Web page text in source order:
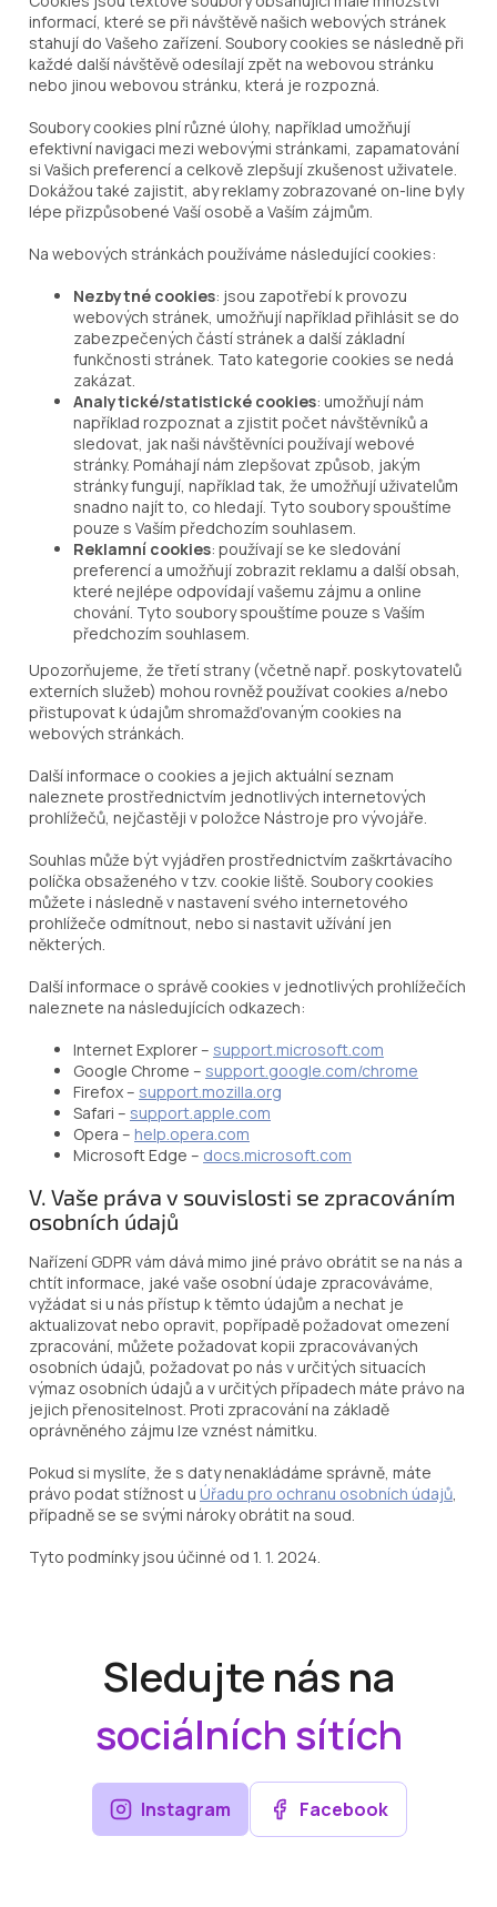
informací, které se při návštěvě našich webových stránek
stahují do Vašeho zařízení. Soubory cookies se následně při
každé další návštěvě odesílají zpět na webovou stránku
nebo jinou webovou stránku, která je rozpozná.
Soubory cookies plní různé úlohy, například umožňují
efektivní navigaci mezi webovými stránkami, zapamatování
si Vašich preferencí a celkově zlepšují zkušenost uživatele.
Dokážou také zajistit, aby reklamy zobrazované on-line byly
lépe přizpůsobené Vaší osobě a Vaším zájmům.
Na webových stránkách používáme následující cookies:
Nezbytné cookies: jsou zapotřebí k provozu
webových stránek, umožňují například přihlásit se do
zabezpečených částí stránek a další základní
funkčnosti stránek. Tato kategorie cookies se nedá
zakázat.
Analytické/statistické cookies: umožňují nám
například rozpoznat a zjistit počet návštěvníků a
sledovat, jak naši návštěvníci používají webové
stránky. Pomáhají nám zlepšovat způsob, jakým
stránky fungují, například tak, že umožňují uživatelům
snadno najít to, co hledají. Tyto soubory spouštíme
pouze s Vaším předchozím souhlasem.
Reklamní cookies: používají se ke sledování
preferencí a umožňují zobrazit reklamu a další obsah,
které nejlépe odpovídají vašemu zájmu a online
chování. Tyto soubory spouštíme pouze s Vaším
předchozím souhlasem.
Upozorňujeme, že třetí strany (včetně např. poskytovatelů
externích služeb) mohou rovněž používat cookies a/nebo
přistupovat k údajům shromažďovaným cookies na
webových stránkách.
Další informace o cookies a jejich aktuální seznam
naleznete prostřednictvím jednotlivých internetových
prohlížečů, nejčastěji v položce Nástroje pro vývojáře.
Souhlas může být vyjádřen prostřednictvím zaškrtávacího
políčka obsaženého v tzv. cookie liště. Soubory cookies
můžete i následně v nastavení svého internetového
prohlížeče odmítnout, nebo si nastavit užívání jen
některých.
Další informace o správě cookies v jednotlivých prohlížečích
naleznete na následujících odkazech:
Internet Explorer – support.microsoft.com
Google Chrome – support.google.com/chrome
Firefox – support.mozilla.org
Safari – support.apple.com
Opera – help.opera.com
Microsoft Edge – docs.microsoft.com
V. Vaše práva v souvislosti se zpracováním
osobních údajů
Nařízení GDPR vám dává mimo jiné právo obrátit se na nás a
chtít informace, jaké vaše osobní údaje zpracováváme,
vyžádat si u nás přístup k těmto údajům a nechat je
aktualizovat nebo opravit, popřípadě požadovat omezení
zpracování, můžete požadovat kopii zpracovávaných
osobních údajů, požadovat po nás v určitých situacích
výmaz osobních údajů a v určitých případech máte právo na
jejich přenositelnost. Proti zpracování na základě
oprávněného zájmu lze vznést námitku.
Pokud si myslíte, že s daty nenakládáme správně, máte
právo podat stížnost u Úřadu pro ochranu osobních údajů,
případně se se svými nároky obrátit na soud.
Tyto podmínky jsou účinné od 1. 1. 2024.
Sledujte nás na
sociálních sítích
Instagram Facebook